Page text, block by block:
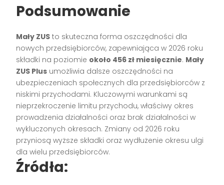
Podsumowanie
Mały ZUS to skuteczna forma oszczędności dla
nowych przedsiębiorców, zapewniająca w 2026 roku
składki na poziomie około 456 zł miesięcznie. Mały
ZUS Plus umożliwia dalsze oszczędności na
ubezpieczeniach społecznych dla przedsiębiorców z
niskimi przychodami. Kluczowymi warunkami są
nieprzekroczenie limitu przychodu, właściwy okres
prowadzenia działalności oraz brak działalności w
wykluczonych okresach. Zmiany od 2026 roku
przyniosą wyższe składki oraz wydłużenie okresu ulgi
dla wielu przedsiębiorców.
Źródła: